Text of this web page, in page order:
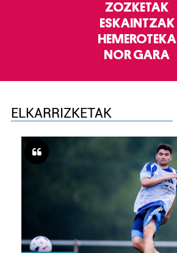
ZOZKETAK
ESKAINTZAK
HEMEROTEKA
NOR GARA
ELKARRIZKETAK